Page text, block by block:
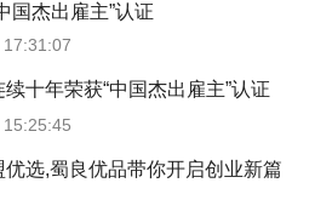
国杰出雇主”认证
十年荣获“中国杰出雇主”认证
优选,蜀良优品带你开启创业新篇